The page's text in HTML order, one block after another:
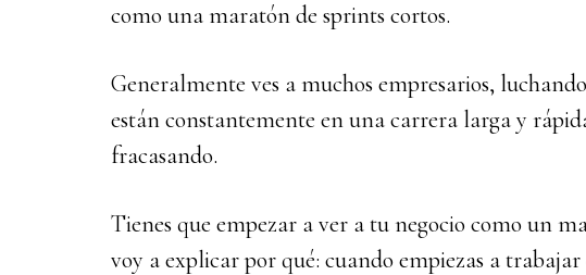
como una maratón de sprints cortos.
Generalmente ves a muchos empresarios,
están constantemente en una carrera larga y
fracasando.
Tienes que empezar a ver a tu negocio como un
voy a explicar por qué: cuando empiezas a